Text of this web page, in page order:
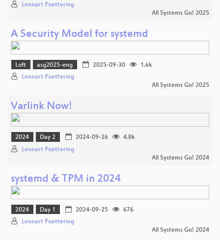
Lennart Poettering
All Systems Go! 2025
A Security Model for systemd
Loft asg2025-eng 2025-09-30
1.6k
Lennart Poettering
All Systems Go! 2025
Varlink Now!
2024 Day 2 2024-09-26
4.8k
Lennart Poettering
All Systems Go! 2024
systemd & TPM in 2024
2024 Day 1 2024-09-25
676
Lennart Poettering
All Systems Go! 2024